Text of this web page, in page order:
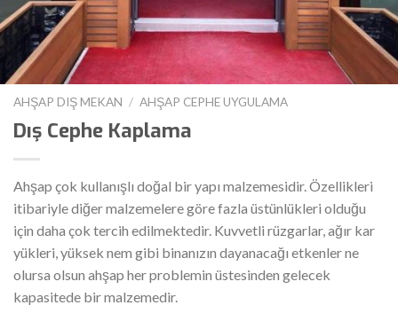
AHŞAP DIŞ MEKAN / AHŞAP CEPHE UYGULAMA
Dış Cephe Kaplama
Ahşap çok kullanışlı doğal bir yapı malzemesidir. Özellikleri
itibariyle diğer malzemelere göre fazla üstünlükleri olduğu
için daha çok tercih edilmektedir. Kuvvetli rüzgarlar, ağır kar
yükleri, yüksek nem gibi binanızın dayanacağı etkenler ne
olursa olsun ahşap her problemin üstesinden gelecek
kapasitede bir malzemedir.